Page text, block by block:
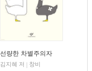
| 비즈니스북스
선량한 차별주의자
김지혜 저
창비